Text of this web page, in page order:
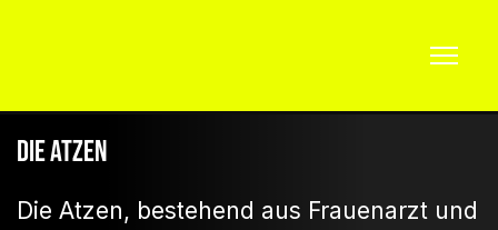
Die Atzen
Die Atzen, bestehend aus Frauenarzt und